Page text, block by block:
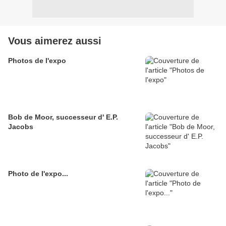
Vous aimerez aussi
Photos de l'expo
Bob de Moor, successeur d' E.P.
Jacobs
Photo de l'expo...